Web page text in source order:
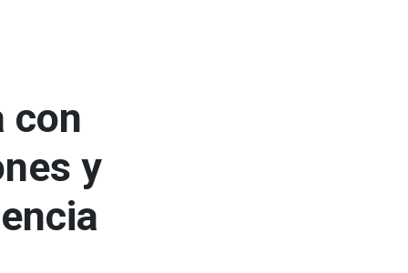
con
y